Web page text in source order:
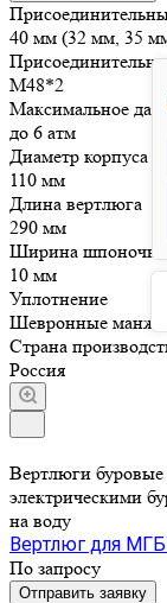
40 мм (32 мм, 35
М48*2
Максимальное
до 6 атм
Диаметр корпуса
110 мм
Длина вертлюга
290 мм
Ширина
10 мм
Уплотнение
Шевронные
Страна
Россия
Вертлюги буровые
электрическими
на воду
Вертлюг для
По запросу
Отправить заявку